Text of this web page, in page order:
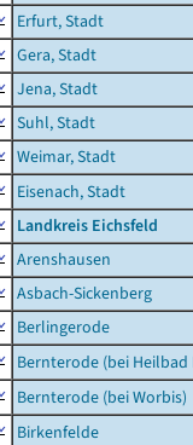
Erfurt, Stadt
Gera, Stadt
Jena, Stadt
Suhl, Stadt
Weimar, Stadt
Eisenach, Stadt
Landkreis Eichsfeld
Arenshausen
Asbach-Sickenberg
Berlingerode
Bernterode (bei
Bernterode (bei Worbis)
Birkenfelde